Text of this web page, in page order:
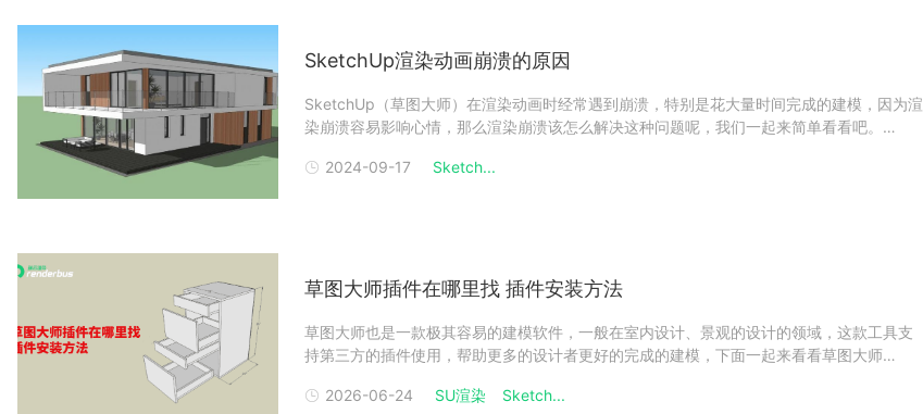
SketchUp渲染动画崩溃的原因
SketchUp（草图大师）在渲染动画时经常遇到崩溃，特别是花大量时间完成的建模，因为渲
染崩溃容易影响心情，那么渲染崩溃该怎么解决这种问题呢，我们一起来简单看看吧。
算机的承载能力。即使是较小规模的动画，也可能需要很长时间和大量的内存来生成。解决
2024-09-17 Sketch...
草图大师插件在哪里找 插件安装方法
草图大师也是一款极其容易的建模软件，一般在室内设计、景观的设计的领域，这款工具支
持第三方的插件使用，帮助更多的设计者更好的完成的建模，下面一起来看看草图大师
Store：这是一个知名的第三方社区，提供了大量草图大师的插件。在 Ske
2026-06-24 SU渲染 Sketch...